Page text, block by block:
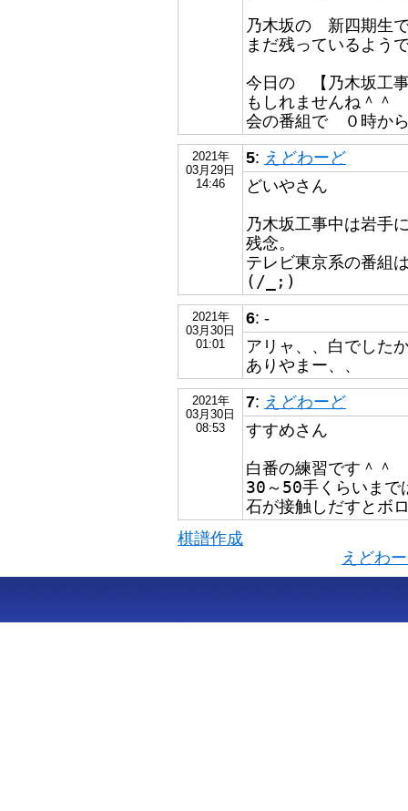
乃木坂の 新四期生
まだ残っているよう
今日の 【乃木坂工
もしれませんね＾
会の番組で ０時か
2021年
03月29日
14:46
5: えどわーど
どいやさん
乃木坂工事中は岩手
残念。
テレビ東京系の番組
(/_;)
2021年
03月30日
01:01
6: -
アリャ、、白でした
ありやまー、、
2021年
03月30日
08:53
7: えどわーど
すすめさん
白番の練習です＾＾
30～50手くらいまで
石が接触しだすとボ
棋譜作成
えどわ